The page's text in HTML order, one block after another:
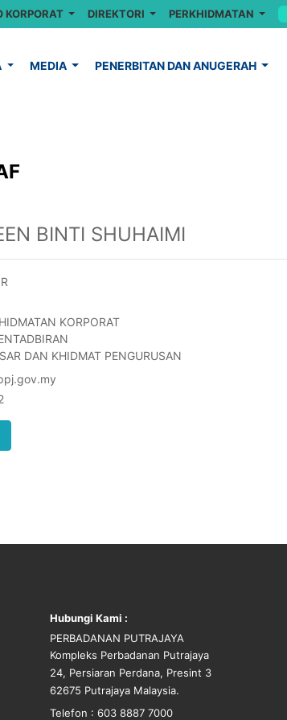
KORPORAT DIREKTORI PERKHIDMATAN
MEDIA PENERBITAN DAN ANUGERAH
BINTI SHUHAIMI
KORPORAT
DAN KHIDMAT PENGURUSAN
Hubungi Kami :
PERBADANAN PUTRAJAYA
Kompleks Perbadanan Putrajaya
24, Persiaran Perdana, Presint 3
62675 Putrajaya Malaysia.
Telefon : 603 8887 7000